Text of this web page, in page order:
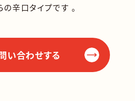
辛口タイプです 。
い合わせする